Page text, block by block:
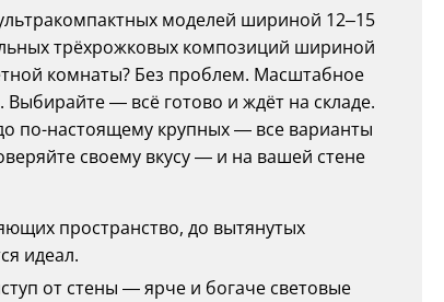
моделей шириной 12–15
трёхрожковых композиций шириной
комнаты? Без проблем. Масштабное
— всё готово и ждёт на складе.
по-настоящему крупных — все варианты
своему вкусу — и на вашей стене
пространство, до вытянутых
идеал.
от стены — ярче и богаче световые